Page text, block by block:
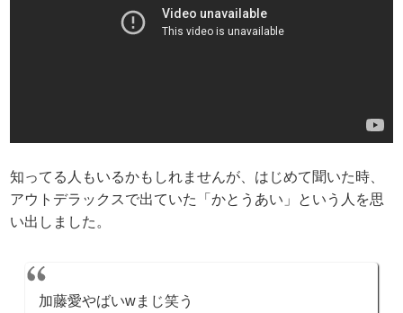
知ってる人もいるかもしれませんが、はじめて聞いた時、
アウトデラックスで出ていた「かとうあい」という人を思
い出しました。
加藤愛やばいwまじ笑う